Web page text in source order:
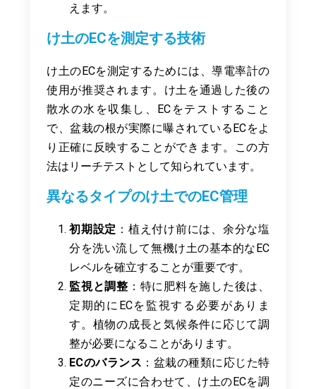
えます。
け土のECを測定する技術
け土のECを測定するためには、導電率計の
使用が推奨されます。け土を通過した後の
散水の水を収集し、ECをテストすること
で、盆栽の根が実際に曝されているECをよ
り正確に反映することができます。この方
法はリーチテストとして知られています。
異なるタイプのけ土でのEC管理
初期設定 ：植え付け前には、余分な塩
分を洗い流して無機け土の基本的なEC
レベルを確立することが重要です。
監視と調整 ：特に肥料を施した後は、
定期的にECを監視する必要がありま
す。植物の成長と気候条件に応じて調
整が必要になることがあります。
ECのバランス ：盆栽の種類に応じた特
定のニーズに合わせて、け土のECを調